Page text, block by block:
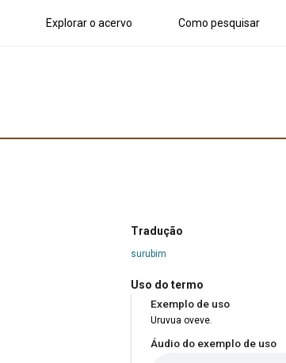
Explorar o acervo Como pesquisar
Tradução
surubim
Uso do termo
Exemplo de uso
Uruvua oveve.
Áudio do exemplo de uso